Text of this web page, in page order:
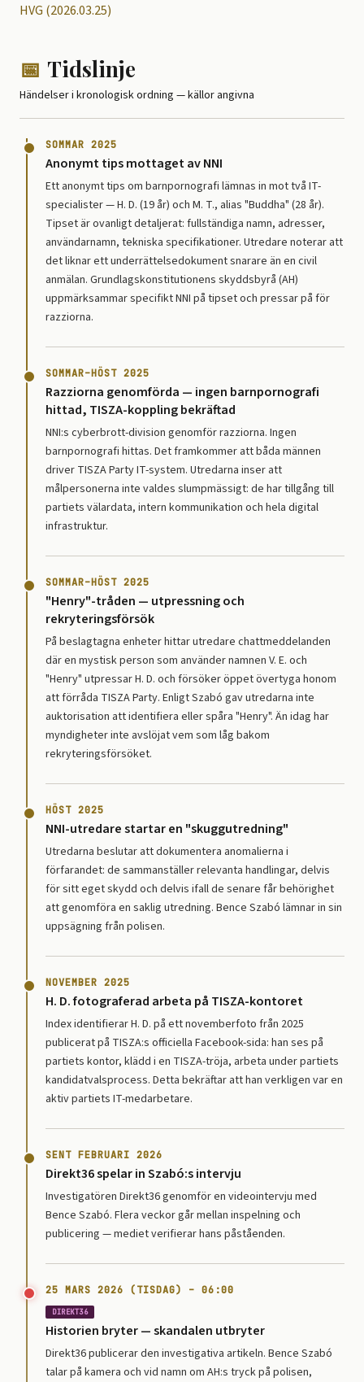
HVG (2026.03.25)
📅 Tidslinje
Händelser i kronologisk ordning — källor angivna
SOMMAR 2025
Anonymt tips mottaget av NNI
Ett anonymt tips om barnpornografi lämnas in mot två IT-
specialister — H. D. (19 år) och M. T., alias "Buddha" (28 år).
Tipset är ovanligt detaljerat: fullständiga namn, adresser,
användarnamn, tekniska specifikationer. Utredare noterar att
det liknar ett underrättelsedokument snarare än en civil
anmälan. Grundlagskonstitutionens skyddsbyrå (AH)
uppmärksammar specifikt NNI på tipset och pressar på för
razziorna.
SOMMAR–HÖST 2025
Razziorna genomförda — ingen barnpornografi
hittad, TISZA-koppling bekräftad
NNI:s cyberbrott-division genomför razziorna. Ingen
barnpornografi hittas. Det framkommer att båda männen
driver TISZA Party IT-system. Utredarna inser att
målpersonerna inte valdes slumpmässigt: de har tillgång till
partiets välardata, intern kommunikation och hela digital
infrastruktur.
SOMMAR–HÖST 2025
"Henry"-tråden — utpressning och
rekryteringsförsök
På beslagtagna enheter hittar utredare chattmeddelanden
där en mystisk person som använder namnen V. E. och
"Henry" utpressar H. D. och försöker öppet övertyga honom
att förråda TISZA Party. Enligt Szabó gav utredarna inte
auktorisation att identifiera eller spåra "Henry". Än idag har
myndigheter inte avslöjat vem som låg bakom
rekryteringsförsöket.
HÖST 2025
NNI-utredare startar en "skuggutredning"
Utredarna beslutar att dokumentera anomalierna i
förfarandet: de sammanställer relevanta handlingar, delvis
för sitt eget skydd och delvis ifall de senare får behörighet
att genomföra en saklig utredning. Bence Szabó lämnar in sin
uppsägning från polisen.
NOVEMBER 2025
H. D. fotograferad arbeta på TISZA-kontoret
Index identifierar H. D. på ett novemberfoto från 2025
publicerat på TISZA:s officiella Facebook-sida: han ses på
partiets kontor, klädd i en TISZA-tröja, arbeta under partiets
kandidatvalsprocess. Detta bekräftar att han verkligen var en
aktiv partiets IT-medarbetare.
SENT FEBRUARI 2026
Direkt36 spelar in Szabó:s intervju
Investigatören Direkt36 genomför en videointervju med
Bence Szabó. Flera veckor går mellan inspelning och
publicering — mediet verifierar hans påståenden.
25 MARS 2026 (TISDAG) – 06:00
DIREKT36
Historien bryter — skandalen utbryter
Direkt36 publicerar den investigativa artikeln. Bence Szabó
talar på kamera och vid namn om AH:s tryck på polisen,